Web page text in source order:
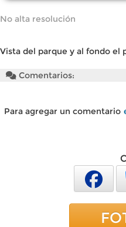
No alta resolución
Vista del parque y al fondo el
Comentarios:
Para agregar un comentario